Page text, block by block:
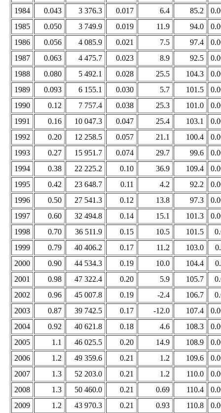
1984
0.043 3 376.3 0.017 6.4 85.2
1985
0.050 3 749.9 0.019 11.9 94.0
1986
0.056 4 085.9 0.021 7.5 97.4
1987
0.063 4 475.7 0.023 8.9 92.5
1988
0.080 5 492.1 0.028 25.5 104.3
1989
0.093 6 155.1 0.030 5.7 101.5
1990
0.12 7 757.4 0.038 25.3 101.0
1991
0.16 10 047.3 0.047 25.4 103.1
1992
0.20 12 258.5 0.057 21.1 100.4
1993
0.27 15 951.7 0.074 29.7 99.6
1994
0.38 22 225.2 0.10 36.9 109.4
1995
0.42 23 648.7 0.11 4.2 92.2
1996
0.50 27 541.3 0.12 13.8 97.3
1997
0.60 32 494.8 0.14 15.1 101.3
1998
0.70 36 511.9 0.15 10.5 101.5
1999
0.79 40 406.2 0.17 11.2 103.0
2000
0.90 44 534.3 0.19 10.0 104.4
2001
0.98 47 322.4 0.20 5.9 105.7
2002
0.96 45 007.8 0.19 -2.4 106.7
2003
0.87 39 742.5 0.17 -12.0 107.4
2004
0.92 40 621.8 0.18 4.6 108.3
2005
1.1 46 025.5 0.20 14.9 108.9
2006
1.2 49 359.6 0.21 1.2 109.6
2007
1.3 52 203.0 0.21 1.2 110.0
2008
1.3 50 460.0 0.21 0.69 110.4
2009
1.2 43 970.3 0.21 0.93 110.8